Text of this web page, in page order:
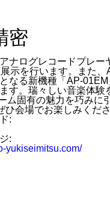
密
ナログレコードプレー
示を行います。また、
なる新機種「AP-
す。瑞々しい音楽体験
ム固有の魅力を巧みに
ひ会場でお楽しみくださ
:
:
yukiseimitsu.com/